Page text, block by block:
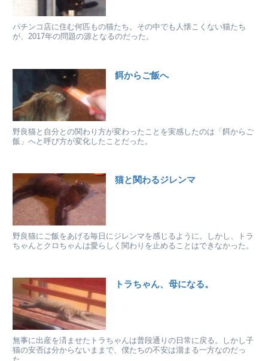
パチンコ店に住む何匹もの猫たち。その中でも人懐こくない猫たち
が、2017年の問題の源となるのだった。
餌からご飯へ
野良猫と自分との関わり方が変わったことを実感したのは「餌からご
飯」へと呼び方が変化したことだった。
猫と関わるジレンマ
野良猫にご飯をあげる毎日にジレンマを感じるように。しかし、トラ
ちゃんとクロちゃんは愛らしく関わりを止めることはできなかった。
トラちゃん、母になる。
無事に出産を済ませたトラちゃんは普段通りの日常に戻る。しかし子
猫の安否は分からないままで、僕たちの不安は溜まる一方なのだっ